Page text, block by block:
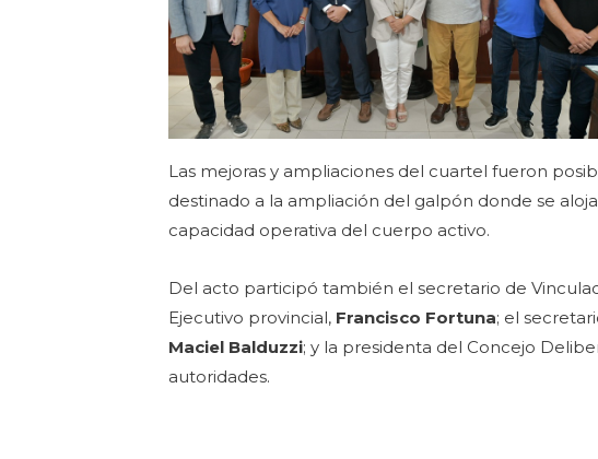
Las mejoras y ampliaciones del cuartel fueron
destinado a la ampliación del galpón donde se
capacidad operativa del cuerpo activo.
Del acto participó también el secretario de
Ejecutivo provincial, Francisco Fortuna; el
Maciel Balduzzi; y la presidenta del Concejo
autoridades.